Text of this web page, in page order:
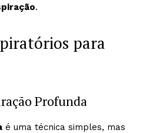
.
para
Profunda
é uma técnica simples, mas